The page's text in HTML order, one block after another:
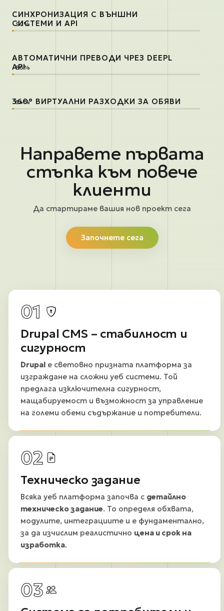
СИНХРОНИЗАЦИЯ С ВЪНШНИ
СИСТЕМИ И API
АВТОМАТИЧНИ ПРЕВОДИ ЧРЕЗ DEEPL
API
360° ВИРТУАЛНИ РАЗХОДКИ ЗА ОБЯВИ
Направете първата
стъпка към повече
клиенти
Да стартираме вашия нов проект сега
Започнете сега
01
Drupal CMS – стабилност и
сигурност
Drupal е световно призната платформа за
изграждане на сложни уеб системи. Той
предлага изключителна сигурност,
мащабируемост и възможност за управление
на големи обеми съдържание и потребители.
02
Техническо задание
Всяка уеб платформа започва с детайлно
техническо задание. То определя обхвата,
модулите, интеграциите и е фундаментално,
за да изчислим реалистично цена и срок на
изработка.
03